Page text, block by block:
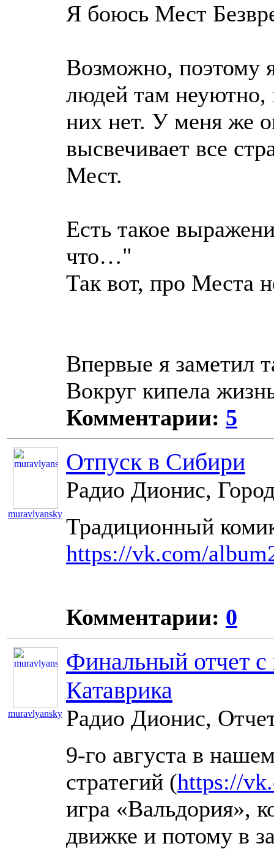
Я боюсь Мест
Возможно, поэтому
людей там неуютно,
них нет. У меня же
высвечивает все
Мест.
Есть такое
что…"
Так вот, про Места
Впервые я заметил
Вокруг кипела
Комментарии: 5
muravlyansky
Отпуск в Сибири
Радио Дионис,
Традиционный
https://vk.com/
Комментарии: 0
muravlyansky
Финальный отчет
Катаврика
Радио Дионис,
9-го августа в
стратегий (https://
игра «Вальдория»,
движке и потому в